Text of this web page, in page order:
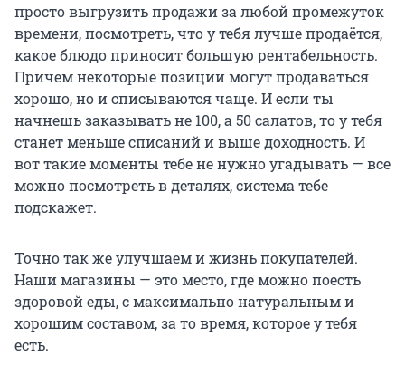
просто выгрузить продажи за любой промежуток
времени, посмотреть, что у тебя лучше продаётся,
какое блюдо приносит большую рентабельность.
Причем некоторые позиции могут продаваться
хорошо, но и списываются чаще. И если ты
начнешь заказывать не 100, а 50 салатов, то у тебя
станет меньше списаний и выше доходность. И
вот такие моменты тебе не нужно угадывать — все
можно посмотреть в деталях, система тебе
подскажет.
Точно так же улучшаем и жизнь покупателей.
Наши магазины — это место, где можно поесть
здоровой еды, с максимально натуральным и
хорошим составом, за то время, которое у тебя
есть.